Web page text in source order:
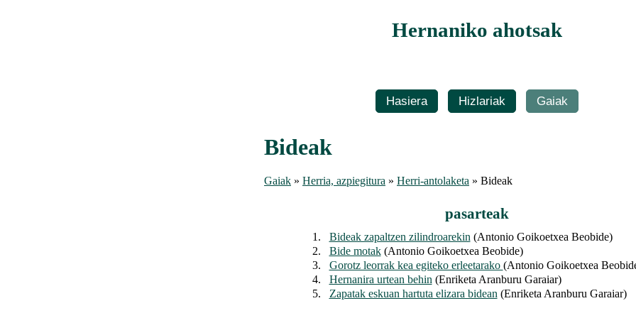
Hernaniko ahotsak
Hasiera Hizlariak Gaiak
Bideak
Gaiak » Herria, azpiegitura » Herri-antolaketa » Bideak
pasarteak
1. Bideak zapaltzen zilindroarekin (Antonio Goikoetxea Beobide)
2.
Bide motak(Antonio Goikoetxea Beobide)
3.
Gorotz leorrak kea egiteko erleetarako (Antonio Goikoetxea
4.
Hernanira urtean behin (Enriketa Aranburu Garaiar)
5.
Zapatak eskuan hartuta elizara bidean (Enriketa Aranburu Garaiar)